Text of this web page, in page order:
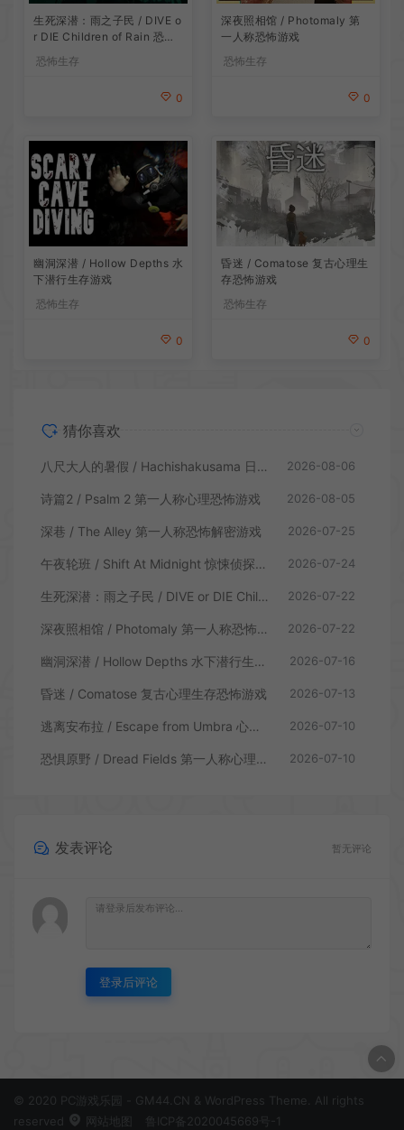
生死深潜：雨之子民 / DIVE o
r DIE Children of Rain 恐怖
恐怖生存
0
深夜照相馆 / Photomaly 第
一人称恐怖游戏
恐怖生存
0
幽洞深潜 / Hollow Depths 水
下潜行生存游戏
恐怖生存
0
昏迷 / Comatose 复古心理生
存恐怖游戏
恐怖生存
0
猜你喜欢
八尺大人的暑假 / Hachishakusama 日式温情恐怖游戏 2026-08-06
诗篇2 / Psalm 2 第一人称心理恐怖游戏 2026-08-05
深巷 / The Alley 第一人称恐怖解密游戏 2026-07-25
午夜轮班 / Shift At Midnight 惊悚侦探恐怖游戏 2026-07-24
生死深潜：雨之子民 / DIVE or DIE Children of Rain 恐怖生存探索游戏 2026-07-22
深夜照相馆 / Photomaly 第一人称恐怖游戏 2026-07-22
幽洞深潜 / Hollow Depths 水下潜行生存游戏 2026-07-16
昏迷 / Comatose 复古心理生存恐怖游戏 2026-07-13
逃离安布拉 / Escape from Umbra 心理生存恐怖解谜游戏 2026-07-10
恐惧原野 / Dread Fields 第一人称心理恐怖游戏 2026-07-10
发表评论 暂无评论
登录后评论
© 2020 PC游戏乐园 - GM44.CN & WordPress Theme. All rights
reserved
网站地图 鲁ICP备2020045669号-1